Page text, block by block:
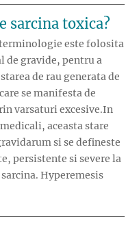
sarcina toxica?
este folosita
de gravide, pentru a
de rau generata de
se manifesta de
varsaturi excesive.In
aceasta stare
si se defineste
persistente si severe la
Hyperemesis